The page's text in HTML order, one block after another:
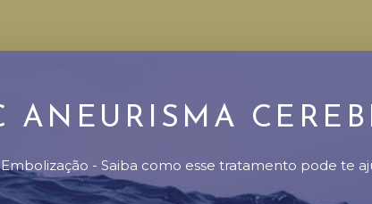
ANEURISMA
Embolização - Saiba como esse tratamento pode te